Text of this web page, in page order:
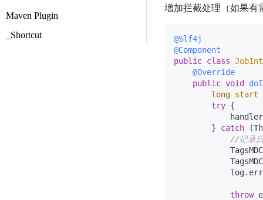
Maven Plugin
_Shortcut
增加拦截处理（如果有
@Slf4j
@Component
public class
@Override
public void
long start
try {
        }
catch
//记录
throw